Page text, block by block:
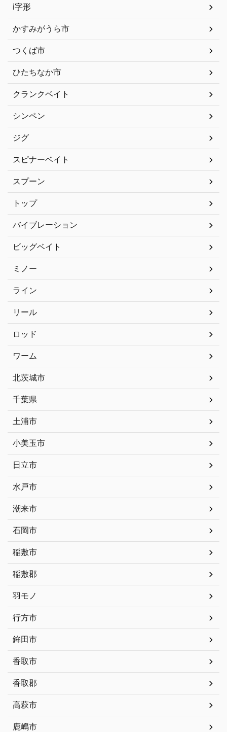
i字形
かすみがうら市
つくば市
ひたちなか市
クランクベイト
シンペン
ジグ
スピナーベイト
スプーン
トップ
バイブレーション
ビッグベイト
ミノー
ライン
リール
ロッド
ワーム
北茨城市
千葉県
土浦市
小美玉市
日立市
水戸市
潮来市
石岡市
稲敷市
稲敷郡
羽モノ
行方市
鉾田市
香取市
香取郡
高萩市
鹿嶋市